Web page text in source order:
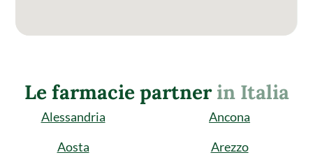
Le farmacie partnerin Italia
Alessandria
Ancona
Aosta
Arezzo